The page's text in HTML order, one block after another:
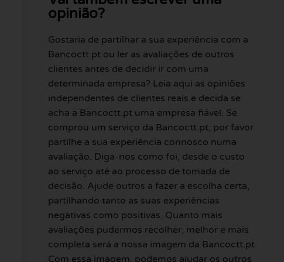
opinião?
Gostaria de partilhar a sua experiência com a
Bancoctt.pt ou ler as avaliações de outros
clientes antes de decidir ir com uma
determinada empresa? Leia aqui as opiniões
independentes de clientes reais e decida se
acha a Bancoctt.pt uma empresa fiável. Se
comprou um serviço da Bancoctt.pt, por favor
partilhe a sua experiência connosco numa
avaliação. Diga-nos como foi, desde o custo
ao serviço até ao processo de tomada de
decisão. Ajude outros a fazer a escolha certa,
partilhando tanto as suas experiências
negativas como positivas. Quanto mais
avaliações pudermos recolher, melhor e mais
completa será a nossa imagem da Bancoctt.pt.
Com essa imagem, podemos ajudar os outros